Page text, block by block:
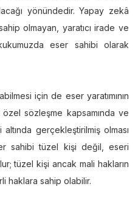
yönündedir. Yapay zekâ
olmayan, yaratıcı irade ve
eser sahibi olarak
için de eser yaratımının
sözleşme kapsamında ve
gerçekleştirilmiş olması
sahibi tüzel kişi değil, eseri
tüzel kişi ancak mali hakların
haklara sahip olabilir.